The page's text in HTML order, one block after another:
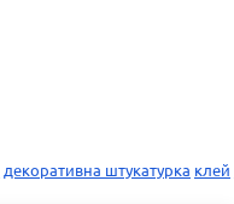
декоративна штукатурка клей